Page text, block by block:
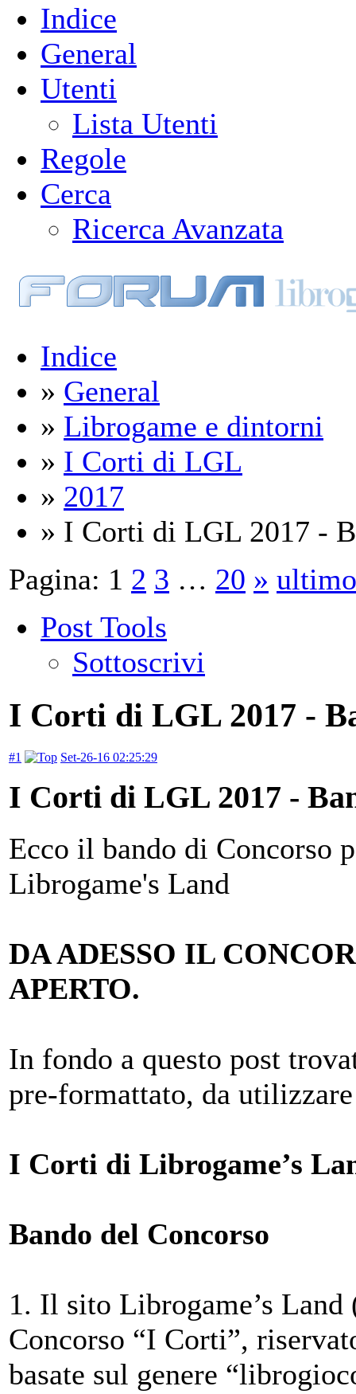
Indice
General
Utenti
Lista Utenti
Regole
Cerca
Ricerca Avanzata
Indice
» General
» Librogame e dintorni
» I Corti di LGL
» 2017
» I Corti di LGL 2017 -
Pagina: 1 2 3 … 20 » ultimo
Post Tools
Sottoscrivi
I Corti di LGL 2017 -
#1 Set-26-16 02:25:29
I Corti di LGL 2017 -
Ecco il bando di Concorso
Librogame's Land
DA ADESSO IL
APERTO.
In fondo a questo post
pre-formattato, da
I Corti di Librogame’s
Bando del Concorso
1. Il sito Librogame’s
Concorso “I Corti”,
basate sul genere